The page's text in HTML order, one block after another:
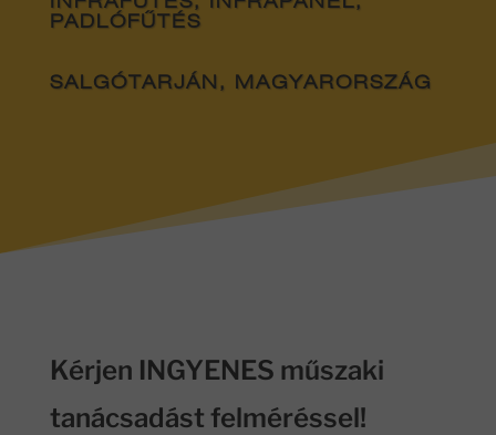
INFRAFŰTÉS, INFRAPANEL,
PADLÓFŰTÉS
SALGÓTARJÁN , MAGYARORSZÁG
Kérjen INGYENES műszaki
tanácsadást felméréssel!